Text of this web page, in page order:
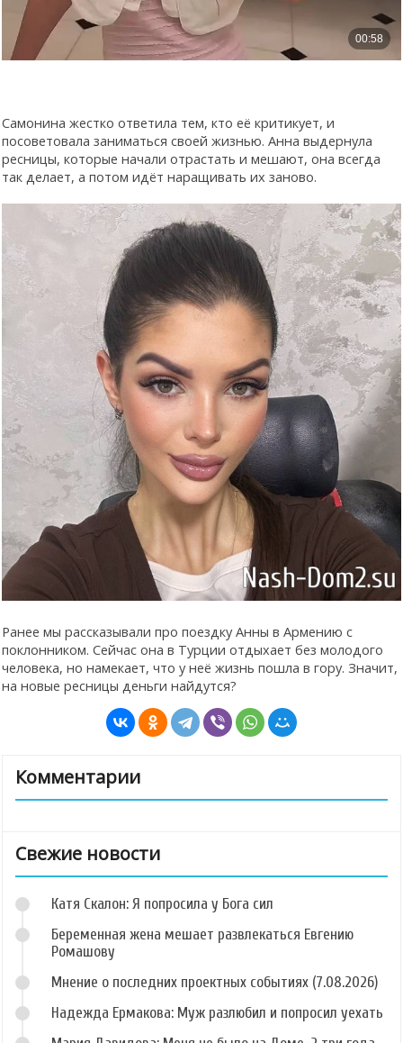
Самонина жестко ответила тем, кто её критикует, и
посоветовала заниматься своей жизнью. Анна выдернула
ресницы, которые начали отрастать и мешают, она всегда
так делает, а потом идёт наращивать их заново.
Ранее мы рассказывали про поездку Анны в Армению с
поклонником. Сейчас она в Турции отдыхает без молодого
человека, но намекает, что у неё жизнь пошла в гору. Значит,
на новые ресницы деньги найдутся?
Комментарии
Свежие новости
Катя Скалон: Я попросила у Бога сил
Беременная жена мешает развлекаться Евгению
Ромашову
Мнение о последних проектных событиях (7.08.2026)
Надежда Ермакова: Муж разлюбил и попросил уехать